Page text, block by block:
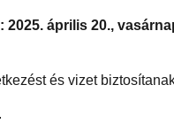
április 20.,
és vizet